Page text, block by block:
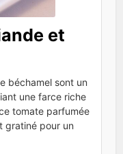
et
béchamel sont un
une farce riche
tomate parfumée
gratiné pour un